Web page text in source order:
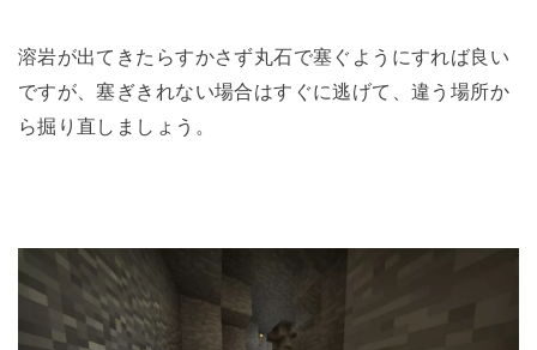
溶岩が出てきたらすかさず丸石で塞ぐようにすれば良い
ですが、塞ぎきれない場合はすぐに逃げて、違う場所か
ら掘り直しましょう。